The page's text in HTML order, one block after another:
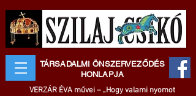
TÁRSADALMI ÖNSZERVEZŐDÉS
HONLAPJA
VERZÁR ÉVA művei – „Hogy valami nyomot